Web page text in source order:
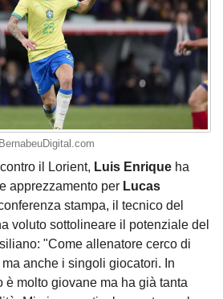
il Lorient, Luis Enrique ha
apprezzamento per Lucas
stampa, il tecnico del
voluto sottolineare il potenziale del
"Come allenatore cerco di
anche i singoli giocatori. In
è molto giovane ma ha già tanta